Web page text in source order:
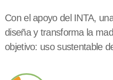
Con el apoyo del INTA,
diseña y transforma la
objetivo: uso sustentable